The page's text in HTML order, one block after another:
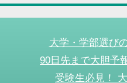
大学・学部選び
90日先まで大胆予
受験生必見！